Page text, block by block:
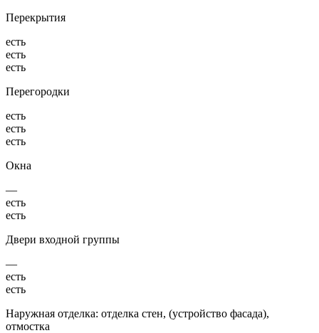
Перекрытия
есть
есть
есть
Перегородки
есть
есть
есть
Окна
—
есть
есть
Двери входной группы
—
есть
есть
Наружная отделка: отделка стен, (устройство фасада),
отмостка